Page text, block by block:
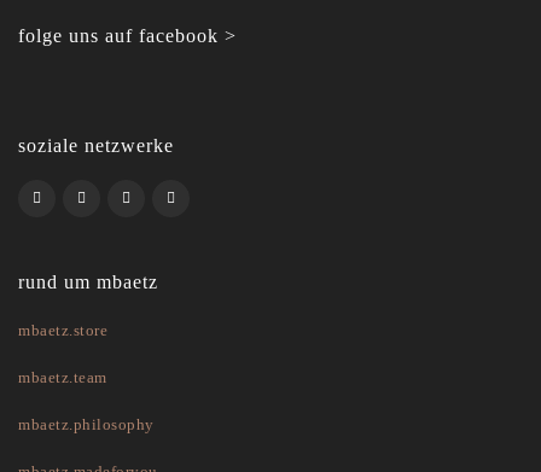
folge uns auf facebook >
soziale netzwerke
rund um mbaetz
mbaetz.store
mbaetz.team
mbaetz.philosophy